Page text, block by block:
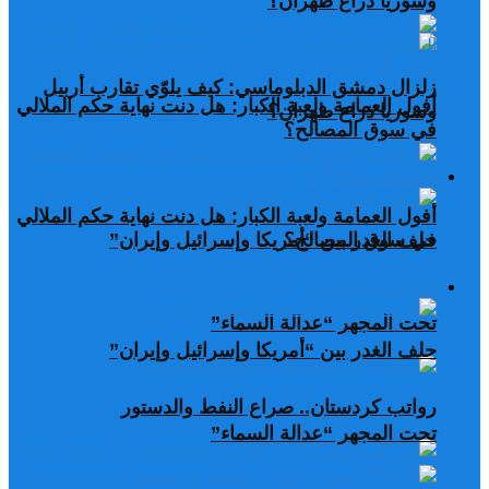
أفول العمامة ولعبة الكبار: هل دنت نهاية حكم الملالي
في سوق المصالح؟
حلف الغدر بين “أمريكا وإسرائيل وإيران”
تحت المجهر “عدالة السماء”
رواتب كردستان.. صراع النفط والدستور
زلزال دمشق الدبلوماسي: كيف يلوّي تقارب أربيل
وسوريا ذراع طهران؟
أفول العمامة ولعبة الكبار: هل دنت نهاية حكم الملالي
في سوق المصالح؟
حلف الغدر بين “أمريكا وإسرائيل وإيران”
تحت المجهر “عدالة السماء”